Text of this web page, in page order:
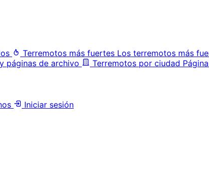
Terremotos más fuertes Los terremotos más
páginas de archivo Terremotos por ciudad
Iniciar sesión